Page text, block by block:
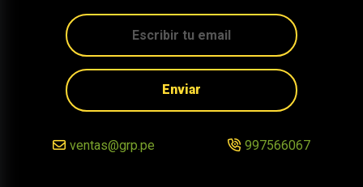
Enviar
ventas@grp.pe 997566067